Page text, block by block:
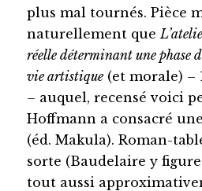
plus mal tournés. Pièce
naturellement que
réelle déterminant une phase
vie artistique(et morale) –
– auquel, recensé voici
Hoffmann a consacré
(éd. Makula). Roman-
sorte (Baudelaire y
tout aussi